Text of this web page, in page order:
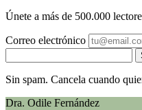
Únete a más de 500.000
Correo electrónico
Sin spam. Cancela cuando
Dra. Odile Fernández